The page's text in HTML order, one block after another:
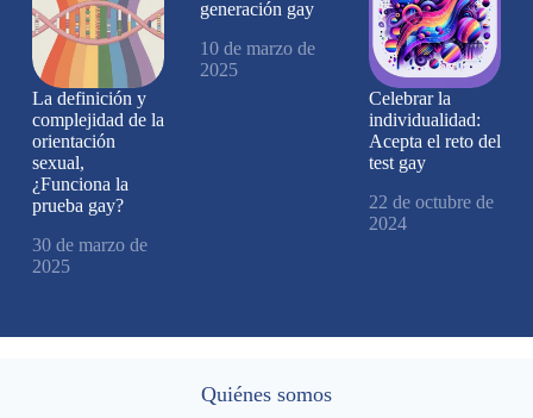
La definición y
complejidad de la
orientación
sexual,
¿Funciona la
prueba gay?
30 de marzo de
2025
generación gay
10 de marzo de
2025
Celebrar la
individualidad:
Acepta el reto del
test gay
22 de octubre de
2024
Quiénes somos